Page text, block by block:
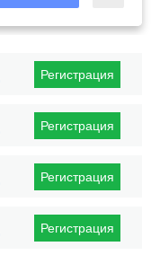
Регистрация
Регистрация
Регистрация
Регистрация